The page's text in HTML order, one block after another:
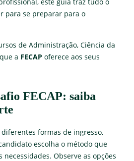
este guia traz tudo o
para se preparar para o
de Administração, Ciência da
a FECAP oferece aos seus
FECAP: saiba
formas de ingresso,
escolha o método que
necessidades. Observe as opções